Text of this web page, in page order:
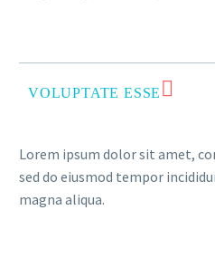
VOLUPTATE ESSE
Lorem ipsum dolor sit amet,
sed do eiusmod tempor
magna aliqua.